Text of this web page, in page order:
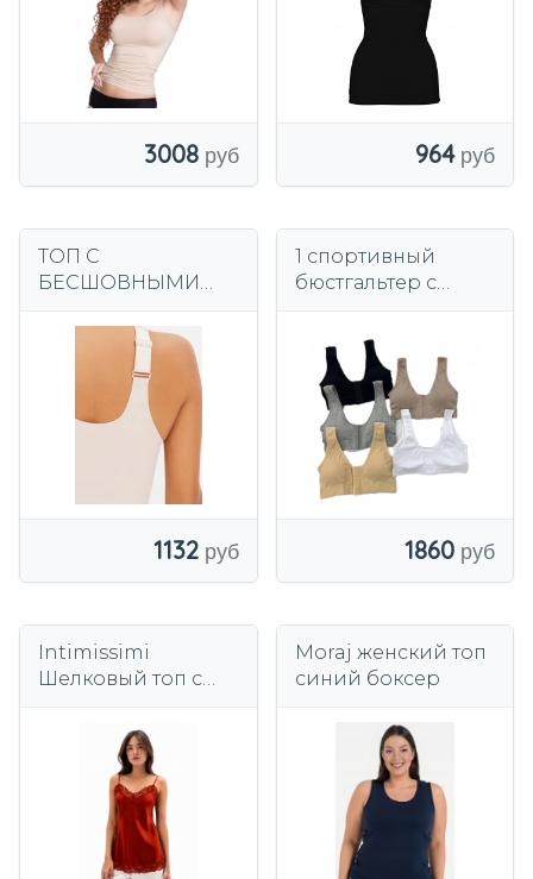
3008 964
ТОП С
БЕСШОВНЫМИ
1132
1 спортивный
бюстгальтер с
спереди, размеры
2XL-3XL ЦВЕТА
1860
Intimissimi
Шелковый топ с
женской блузкой
натурального
шелка M
Moraj женский топ
синий боксер